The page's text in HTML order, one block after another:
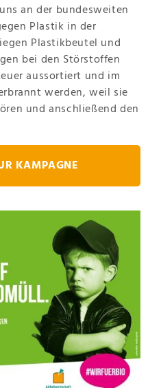
an der bundesweiten
Plastik in der
Plastikbeutel und
bei den Störstoffen
aussortiert und im
werden, weil sie
und anschließend den
KAMPAGNE